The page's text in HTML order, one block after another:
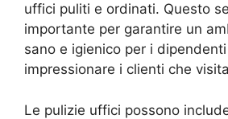
uffici puliti e ordinati. Questo
importante per garantire un
sano e igienico per i
impressionare i clienti che
Le pulizie uffici possono